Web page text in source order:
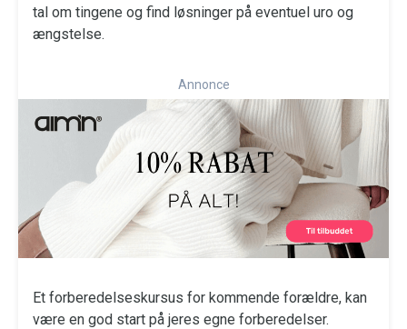
tal om tingene og find løsninger på eventuel uro og
ængstelse.
Annonce
Et forberedelseskursus for kommende forældre, kan
være en god start på jeres egne forberedelser.